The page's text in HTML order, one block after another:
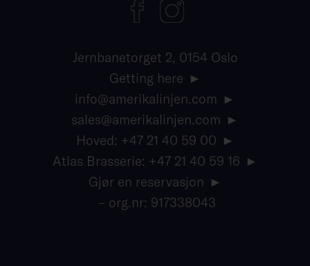
Jernbanetorget 2, 0154 Oslo
Getting here
info@amerikalinjen.com
sales@amerikalinjen.com
Hoved: +47 21 40 59 00
Atlas Brasserie: +47 21 40 59 16
Gjør en reservasjon
– org.nr: 917338043